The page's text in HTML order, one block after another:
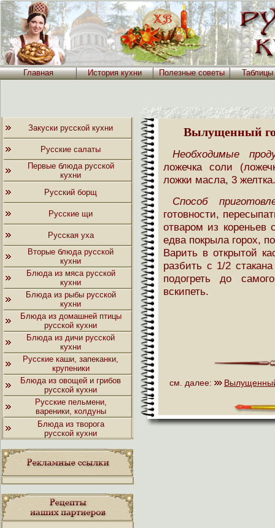
Главная История кухни Полезные советы
Закуски русской кухни
Русские салаты
Первые блюда русской
кухни
Русский борщ
Русские щи
Русская уха
Вторые блюда русской
кухни
Блюда из мяса русской
кухни
Блюда из рыбы русской
кухни
Блюда из домашней птицы
русской кухни
Блюда из дичи русской
кухни
Русские каши, запеканки,
крупеники
Блюда из овощей и грибов
русской кухни
Русские пельмени,
вареники, колдуны
Блюда из творога
русской кухни
Вылущенный
Необходимые
ложечка соли
ложки масла, 3 желтка.
Способ
готовности,
отваром из кореньев
едва покрыла горох,
Варить в открытой
разбить с 1/2
подогреть до
вскипеть.
см. далее: